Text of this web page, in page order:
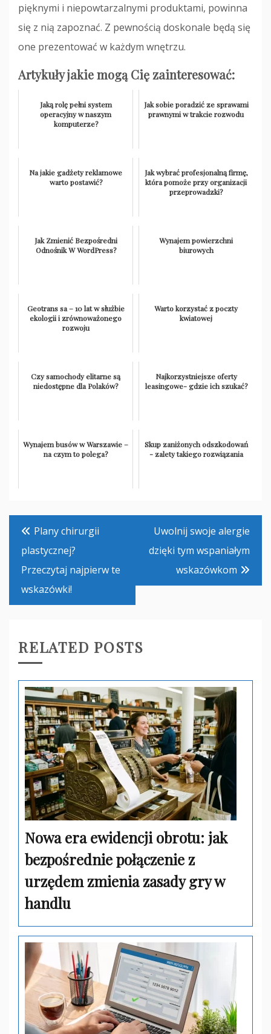
pięknymi i niepowtarzalnymi produktami, powinna
się z nią zapoznać. Z pewnością doskonale będą się
one prezentować w każdym wnętrzu.
Artykuły jakie mogą Cię zainteresować:
Jaką rolę pełni system
operacyjny w naszym
komputerze?
Jak sobie poradzić ze sprawami
prawnymi w trakcie rozwodu
Na jakie gadżety reklamowe
warto postawić?
Jak wybrać profesjonalną firmę,
która pomoże przy organizacji
przeprowadzki?
Jak Zmienić Bezpośredni
Odnośnik W WordPress?
Wynajem powierzchni
biurowych
Geotrans sa – 10 lat w służbie
ekologii i zrównoważonego
rozwoju
Warto korzystać z poczty
kwiatowej
Czy samochody elitarne są
niedostępne dla Polaków?
Najkorzystniejsze oferty
leasingowe- gdzie ich szukać?
Wynajem busów w Warszawie –
na czym to polega?
Skup zaniżonych odszkodowań
- zalety takiego rozwiązania
Nawigacja
wpisu
Plany chirurgii
plastycznej?
Przeczytaj najpierw te
wskazówki!
Uwolnij swoje alergie
dzięki tym wspaniałym
wskazówkom
RELATED POSTS
Nowa era ewidencji obrotu: jak
bezpośrednie połączenie z
urzędem zmienia zasady gry w
handlu